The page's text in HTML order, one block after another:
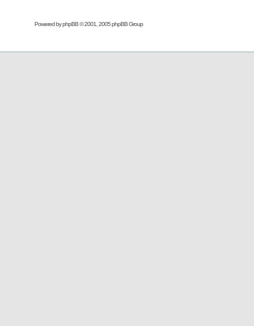
Powered byphpBB© 2001, 2005 phpBB Group